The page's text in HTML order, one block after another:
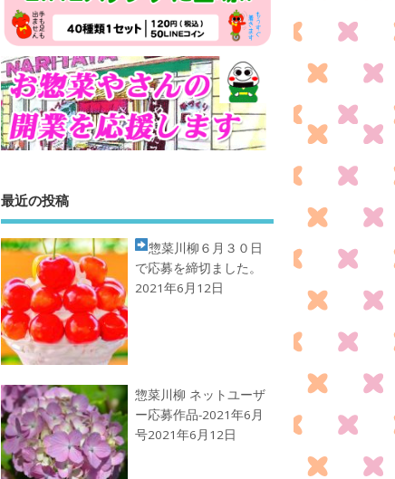
最近の投稿
惣菜川柳 ６月３０日
で応募を締切ました。
2021年6月12日
惣菜川柳 ネットユーザ
ー応募作品-2021年6月
号2021年6月12日